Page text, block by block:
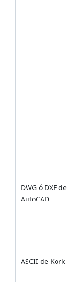
DWG ó DXF de
AutoCAD
ASCII de Kork